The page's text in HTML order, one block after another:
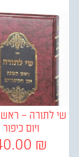
– ראש השנה
ויום כיפור
40.00